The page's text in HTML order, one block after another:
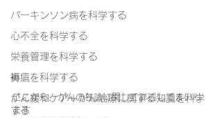
パーキンソン病を科学する
心不全を科学する
栄養管理を科学する
褥瘡を科学する
がん緩和ケア＋がん治療に関する知識を科学
する
ここから、がんの各論に関して詳述してまいり
ます